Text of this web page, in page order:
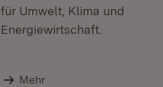
für Umwelt, Klima und
Energiewirtschaft.
Mehr